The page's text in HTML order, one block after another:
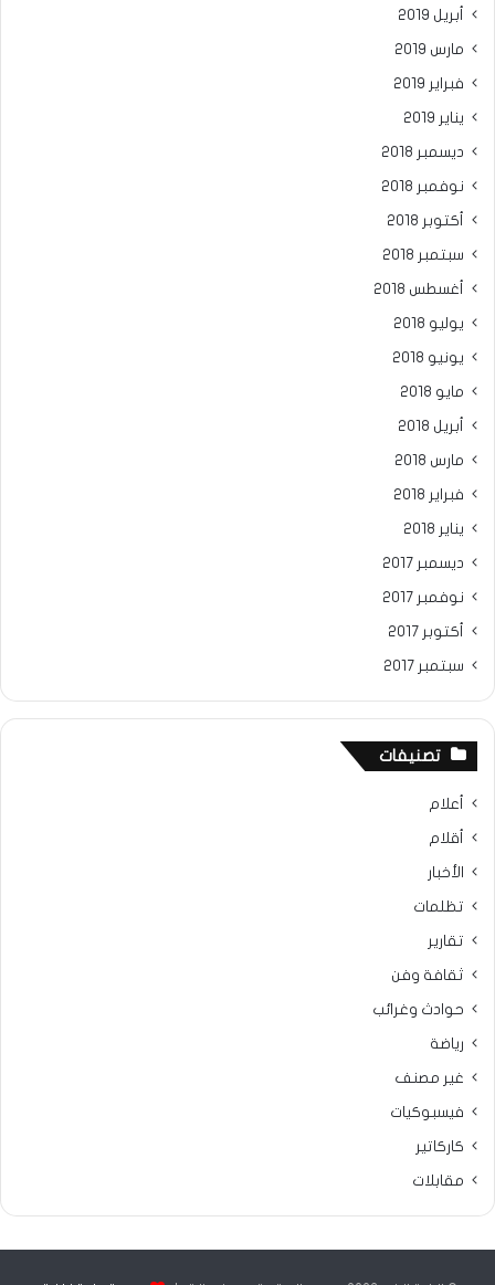
أبريل 2019
مارس 2019
فبراير 2019
يناير 2019
ديسمبر 2018
نوفمبر 2018
أكتوبر 2018
سبتمبر 2018
أغسطس 2018
يوليو 2018
يونيو 2018
مايو 2018
أبريل 2018
مارس 2018
فبراير 2018
يناير 2018
ديسمبر 2017
نوفمبر 2017
أكتوبر 2017
سبتمبر 2017
تصنيفات
أعلام
أقلام
الأخبار
تظلمات
تقارير
ثقافة وفن
حوادث وغرائب
رياضة
غير مصنف
فيسبوكيات
كاركاتير
مقابلات